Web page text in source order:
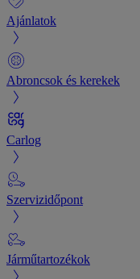
Ajánlatok
Abroncsok és kerekek
Carlog
Szervizidőpont
Járműtartozékok